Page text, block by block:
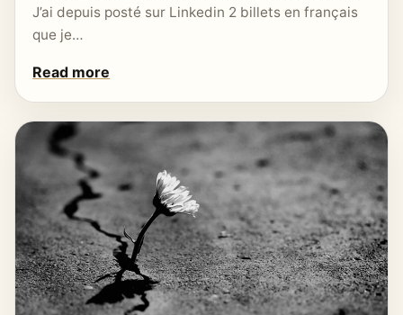
J’ai depuis posté sur Linkedin 2 billets en français
que je…
Read more